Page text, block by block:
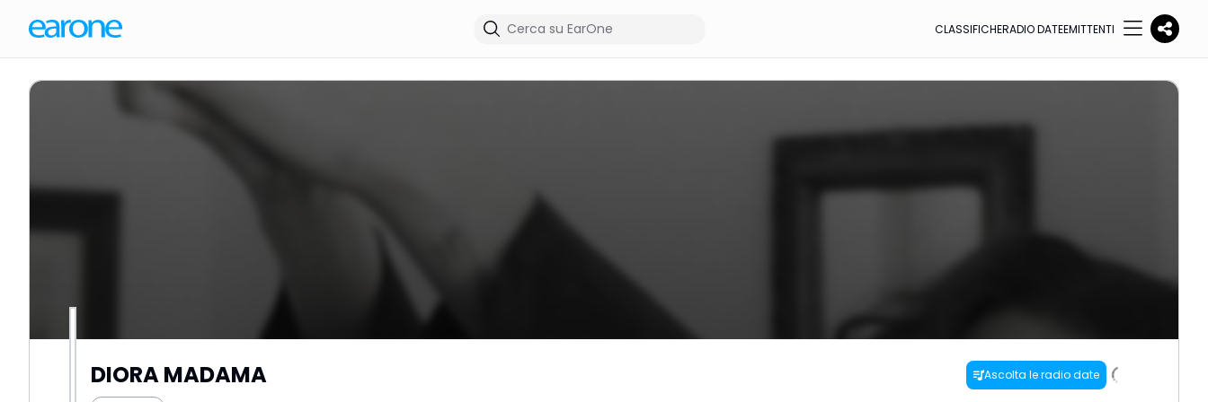
CLASSIFICHERADIO DATEEMITTENTI
DIORA MADAMA Ascolta le radio date